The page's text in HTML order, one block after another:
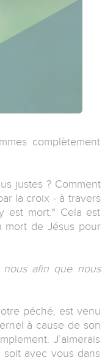
complètement
justes ? Comment
la croix - à travers
est mort." Cela est
mort de Jésus pour
afin que nous
péché, est venu
à cause de son
J’aimerais
soit avec vous dans